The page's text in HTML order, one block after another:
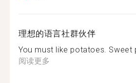
理想的语言社群伙伴
You must like potatoes.
阅读更多